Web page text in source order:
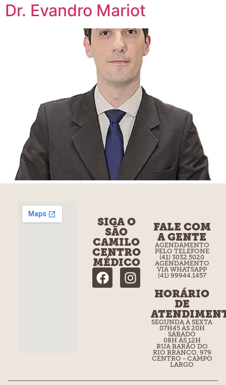
Dr. Evandro Mariot
SIGA O
SÃO
CAMILO
CENTRO
MÉDICO
FALE COM
A GENTE
AGENDAMENTO
PELO TELEFONE
(41) 3032.5020
AGENDAMENTO
VIA WHATSAPP
(41) 99944.1457
HORÁRIO
DE
SEGUNDA À SEXTA
07H45 ÀS 20H
SÁBADO
08H ÀS 12H
RUA BARÃO DO
RIO BRANCO, 979
CENTRO - CAMPO
LARGO